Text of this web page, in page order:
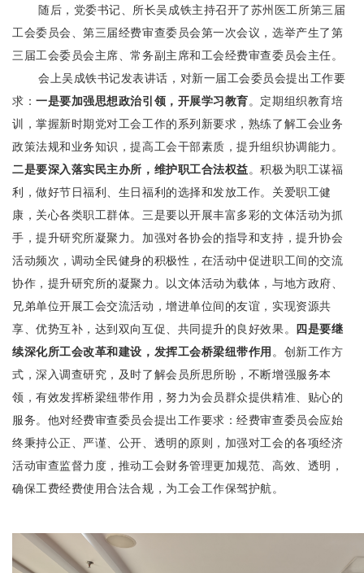
随后， 党委书记、所长吴成铁主持召开了苏州医工所第三届
工会委员会、第三届经费审查委员会第一次会议，选举产生了第
三届工会委员会主席、常务副主席和工会经费审查委员会主任。
会上吴成铁书记发表讲话，对新一届工会委员会提出工作要
求：一是要加强思想政治引领，开展学习教育。定期组织教育培
训，掌握新时期党对工会工作的系列新要求，熟练了解工会业务
政策法规和业务知识，提高工会干部素质，提升组织协调能力。
二是要深入落实民主办所，维护职工合法权益。积极为职工谋福
利，做好节日福利、生日福利的选择和发放工作。关爱职工健
康，关心各类职工群体。 三是要以开展丰富多彩的文体活动为抓
手，提升研究所凝聚力 。 加强对各协会的指导和支持，提升协会
活动频次，调动全民健身的积极性，在活动中促进职工间的交流
协作，提升研究所的凝聚力。 以文体活动为载体，与地方政府、
兄弟单位开展工会交流活动，增进单位间的友谊，实现资源共
享、优势互补，达到双向互促、共同提升的良好效果。 四是要继
续深化所工会改革和建设，发挥工会桥梁纽带作用 。创新工作方
式，深入调查研究，及时了解会员所思所盼，不断增强服务本
领，有效发挥桥梁纽带作用， 努力为会员群众提供精准、贴心的
服务。 他对经费审查委员会提出工作要求：经费审查委员会应始
终秉持公正、 严谨、公开、 透明的原则，加强对工会的各项经济
活动审查监督力度，推动工会财务管理更加规范、高效、透明，
确保工费经费使用合法合规，为工会工作保驾护航。